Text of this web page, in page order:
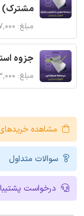
مشترک)
مبلغ: ۶۹۷,۰۰۰ تومان
جزوه
مبلغ: ۵۵۳,۰۰۰ تومان
مشاهده
سوالات متداول
درخواست